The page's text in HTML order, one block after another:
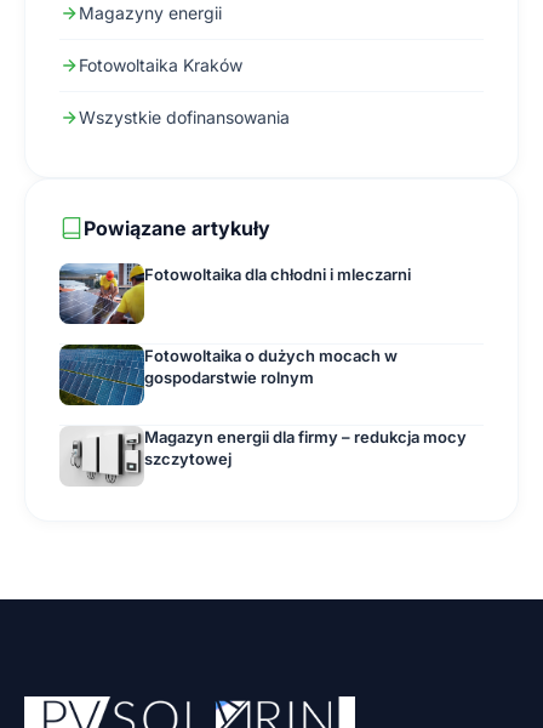
Magazyny energii
Fotowoltaika Kraków
Wszystkie dofinansowania
Powiązane artykuły
Fotowoltaika dla chłodni i mleczarni
Fotowoltaika o dużych mocach w
gospodarstwie rolnym
Magazyn energii dla firmy – redukcja mocy
szczytowej